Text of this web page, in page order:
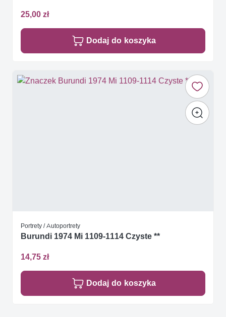
25,00 zł
Dodaj do koszyka
Portrety / Autoportrety
Burundi 1974 Mi 1109-1114 Czyste **
14,75 zł
Dodaj do koszyka